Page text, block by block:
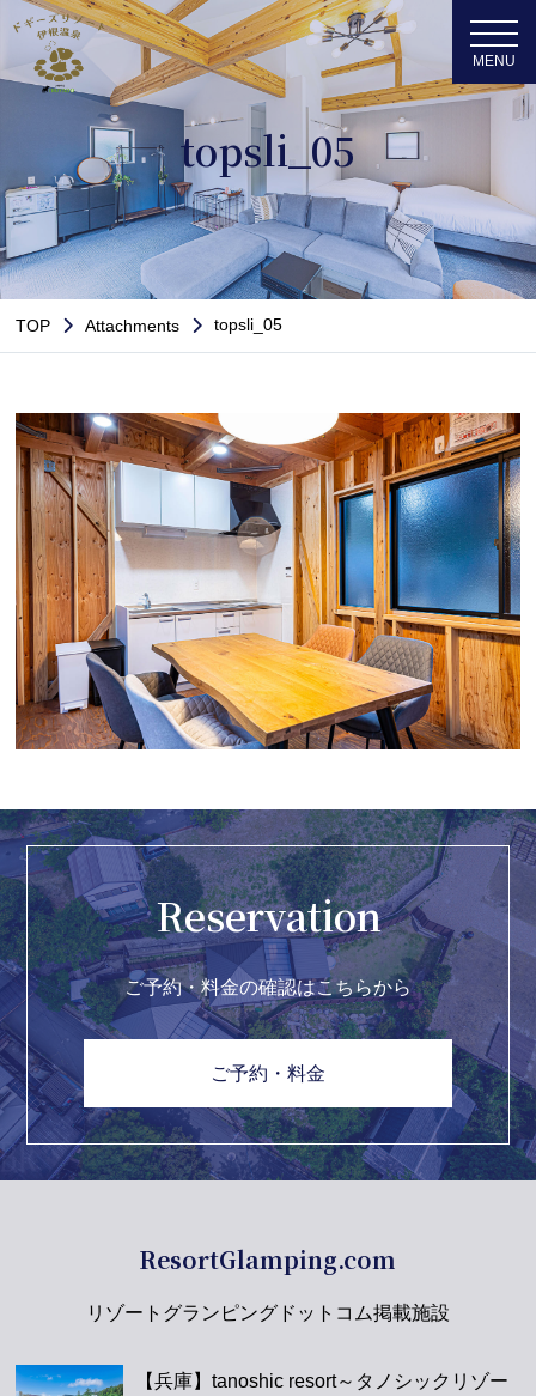
topsli_05
TOP Attachments topsli_05
Reservation
ご予約・料金の確認はこちらから
ご予約・料金
ResortGlamping.com
リゾートグランピングドットコム掲載施設
【兵庫】tanoshic resort～タノシックリゾー